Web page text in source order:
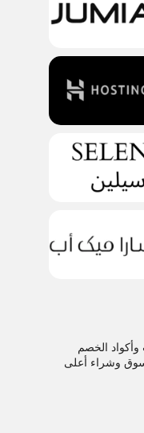
الخصم
وشراء أعلى